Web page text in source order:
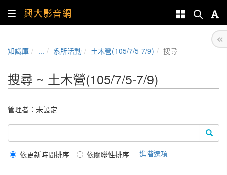
興大影音網
知識庫 ... 系所活動 土木營(105/7/5-7/9) 搜尋
搜尋 ~ 土木營(105/7/5-7/9)
管理者：未設定
依更新時間排序 依關聯性排序 進階選項